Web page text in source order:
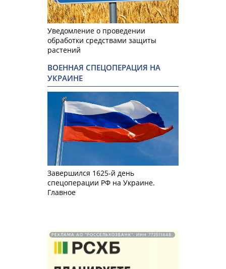
Уведомление о проведении
обработки средствами защиты
растений
ВОЕННАЯ СПЕЦОПЕРАЦИЯ НА
УКРАИНЕ
Завершился 1625-й день
спецоперации РФ на Украине.
Главное
РЕКЛАМА АО "РОССЕЛЬХОЗБАНК". ИНН 772511448.